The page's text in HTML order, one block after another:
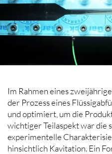
Im Rahmen eines
der Prozess eines
und optimiert, um die
wichtiger Teilaspekt war die
experimentelle
hinsichtlich Kavitation. Ein